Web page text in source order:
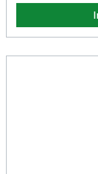
doppelten Bördeln
Wandstärken bis 1
Hydraulikleitungen
Reparaturarbeiten. Geradlinige Bördelbewegung für
Bördelarten (Typ D, E, F) Verwendbar für